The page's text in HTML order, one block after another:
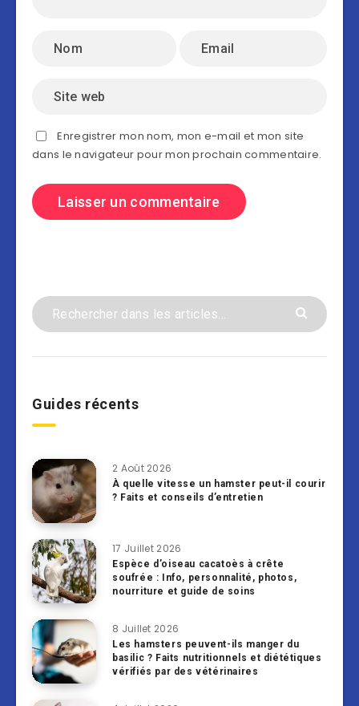
Enregistrer mon nom, mon e-mail et mon site
dans le navigateur pour mon prochain commentaire.
Guides récents
2 Août 2026
À quelle vitesse un hamster peut-il courir
? Faits et conseils d’entretien
17 Juillet 2026
Espèce d’oiseau cacatoès à crête
soufrée : Info, personnalité, photos,
nourriture et guide de soins
8 Juillet 2026
Les hamsters peuvent-ils manger du
basilic ? Faits nutritionnels et diététiques
vérifiés par des vétérinaires